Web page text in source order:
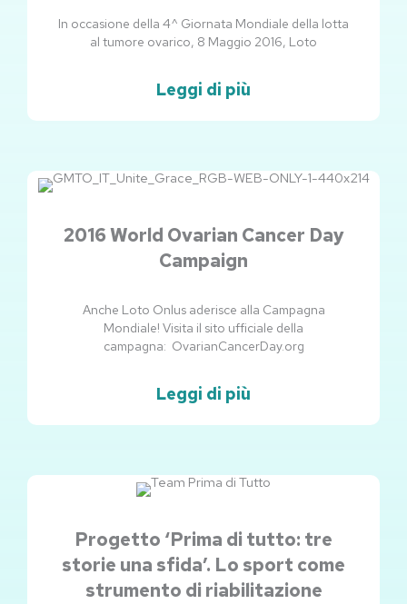
In occasione della 4^ Giornata Mondiale della lotta
al tumore ovarico, 8 Maggio 2016, Loto
Leggi di più
2016 World Ovarian Cancer Day
Campaign
Anche Loto Onlus aderisce alla Campagna
Mondiale! Visita il sito ufficiale della
campagna: OvarianCancerDay.org
Leggi di più
Progetto ‘Prima di tutto: tre
storie una sfida’. Lo sport come
strumento di riabilitazione